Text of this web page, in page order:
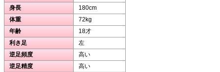
身長
180cm
体重
72kg
年齢
18才
利き足
左
逆足頻度
高い
逆足精度
高い